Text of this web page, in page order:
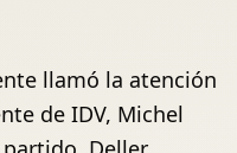
llamó la atención
de IDV, Michel